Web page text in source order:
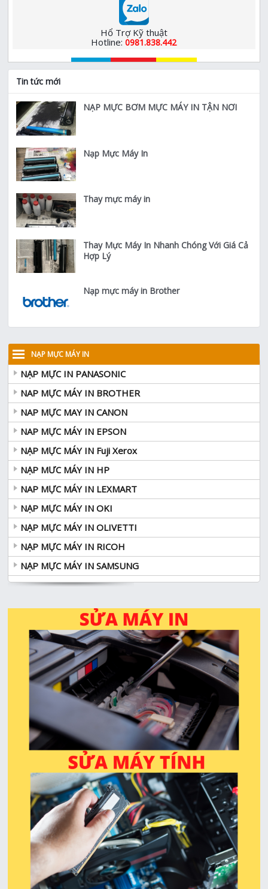
Hổ Trợ Kỹ thuật
Hotline:0981.838.442
Tin tức mới
NẠP MỰC BƠM MỰC MÁY IN TẬN NƠI
Nạp Mực Máy In
Thay mực máy in
Thay Mực Máy In Nhanh Chóng Với Giá Cả
Hợp Lý
Nạp mực máy in Brother
NẠP MỰC MÁY IN
NẠP MỰC IN PANASONIC
NAP MỰC MÁY IN BROTHER
NAP MỰC MAY IN CANON
NAP MỰC MÁY IN EPSON
NẠP MỰC MÁY IN Fuji Xerox
NẠP MƯC MÁY IN HP
NAP MỰC MÁY IN LEXMART
NẠP MỰC MÁY IN OKI
NẠP MỰC MÁY IN OLIVETTI
NẠP MỰC MÁY IN RICOH
NẠP MỰC MÁY IN SAMSUNG